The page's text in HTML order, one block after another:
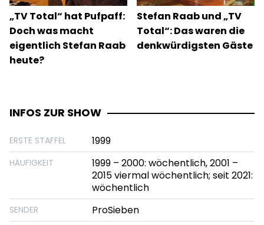
„TV Total“ hat Pufpaff:
Doch was macht
eigentlich Stefan Raab
heute?
Stefan Raab und „TV
Total“: Das waren die
denkwürdigsten Gäste
INFOS ZUR SHOW
ERSTE STAFFEL 1999
HÄUFIGKEIT
1999 – 2000: wöchentlich, 2001 –
2015 viermal wöchentlich; seit 2021:
wöchentlich
SENDER ProSieben